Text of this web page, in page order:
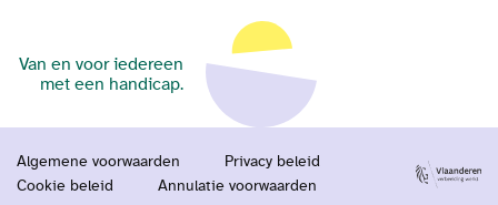
Van en voor iedereen
met een handicap.
Algemene voorwaarden
Privacy beleid
Cookie beleid
Annulatie voorwaarden